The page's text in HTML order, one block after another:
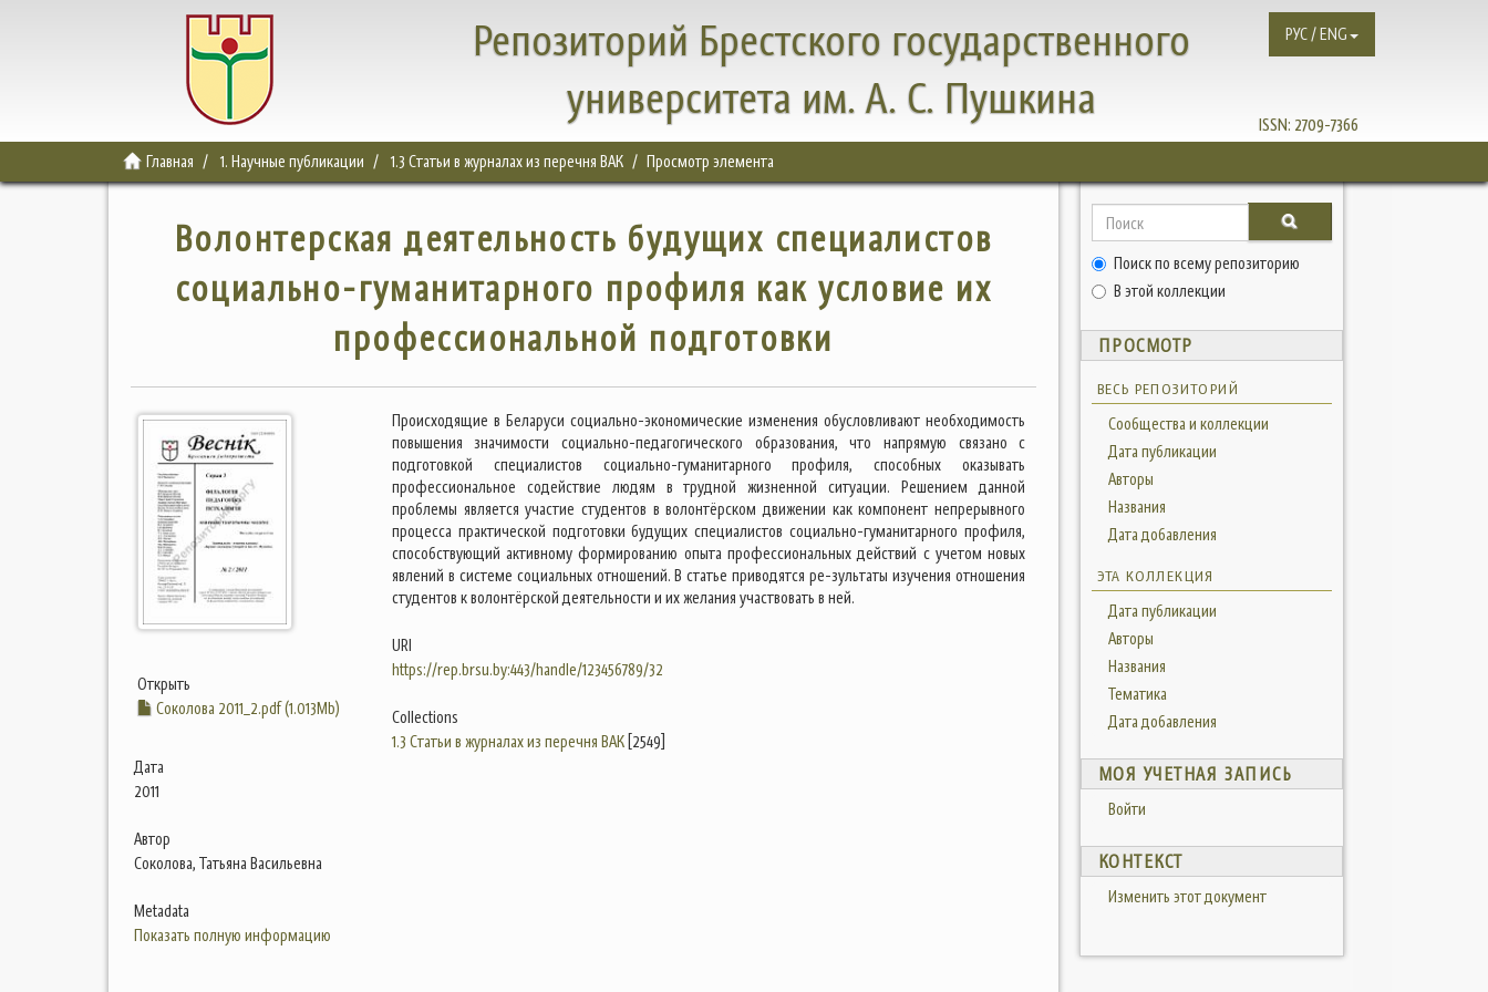
Репозиторий Брестского государственного
университета им. А. С. Пушкина
ISSN: 2709-7366
РУС / ENG
Главная 1. Научные публикации 1.3 Статьи в журналах из перечня ВАК Просмотр элемента
Волонтерская деятельность будущих специалистов
социально-гуманитарного профиля как условие их
профессиональной подготовки
Открыть
Соколова 2011_2.pdf (1.013Mb)
Дата
2011
Автор
Соколова, Татьяна Васильевна
Metadata
Показать полную информацию
Происходящие в Беларуси социально-экономические изменения обусловливают необходимость
повышения значимости социально-педагогического образования, что напрямую связано с
подготовкой специалистов социально-гуманитарного профиля, способных оказывать
профессиональное содействие людям в трудной жизненной ситуации. Решением данной
проблемы является участие студентов в волонтёрском движении как компонент непрерывного
процесса практической подготовки будущих специалистов социально-гуманитарного профиля,
способствующий активному формированию опыта профессиональных действий с учетом новых
явлений в системе социальных отношений. В статье приводятся ре-зультаты изучения отношения
студентов к волонтёрской деятельности и их желания участвовать в ней.
URI
https://rep.brsu.by:443/handle/123456789/32
Collections
1.3 Статьи в журналах из перечня ВАК[2549]
Поиск по всему репозиторию
В этой коллекции
ПРОСМОТР
ВЕСЬ РЕПОЗИТОРИЙ
Сообщества и коллекции
Дата публикации
Авторы
Названия
Дата добавления
ЭТА КОЛЛЕКЦИЯ
Дата публикации
Авторы
Названия
Тематика
Дата добавления
МОЯ УЧЕТНАЯ ЗАПИСЬ
Войти
КОНТЕКСТ
Изменить этот документ